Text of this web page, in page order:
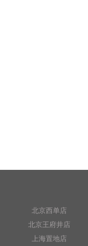
北京西单店
北京王府井店
上海置地店